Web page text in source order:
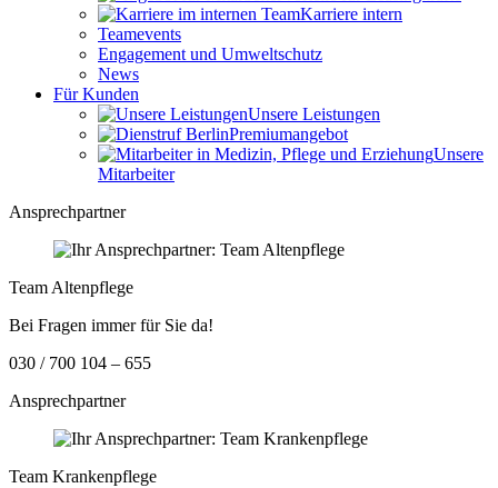
Karriere intern
Teamevents
Engagement und Umweltschutz
News
Für Kunden
Unsere Leistungen
Premiumangebot
Unsere
Mitarbeiter
Ansprechpartner
Team Altenpflege
Bei Fragen immer für Sie da!
030 / 700 104 – 655
Ansprechpartner
Team Krankenpflege